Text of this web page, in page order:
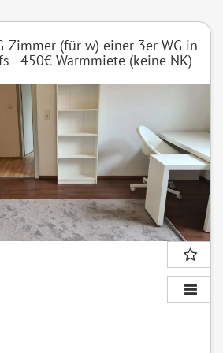
Zimmer (für w) einer 3er WG in
- 450€ Warmmiete (keine NK)